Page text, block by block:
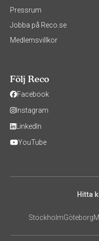
Pressrum
Jobba på Reco.se
Medlemsvillkor
Följ Reco
Facebook
Instagram
LinkedIn
YouTube
Hitta
StockholmGöteborg